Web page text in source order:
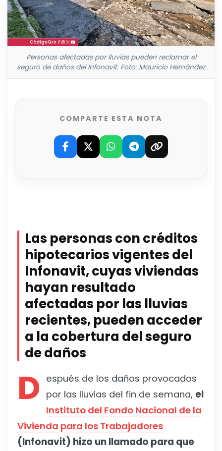
Personas afectadas por lluvias pueden reclamar el
seguro de daños del Infonavit. Foto: Mauricio Hernández
COMPARTE ESTA NOTA
Las personas con créditos
hipotecarios vigentes del
Infonavit, cuyas viviendas
hayan resultado
afectadas por las lluvias
recientes, pueden acceder
a la cobertura del seguro
de daños
D espués de los daños provocados
por las lluvias del fin de semana, el
Instituto del Fondo Nacional de la
Vivienda para los Trabajadores
(Infonavit) hizo un llamado para que